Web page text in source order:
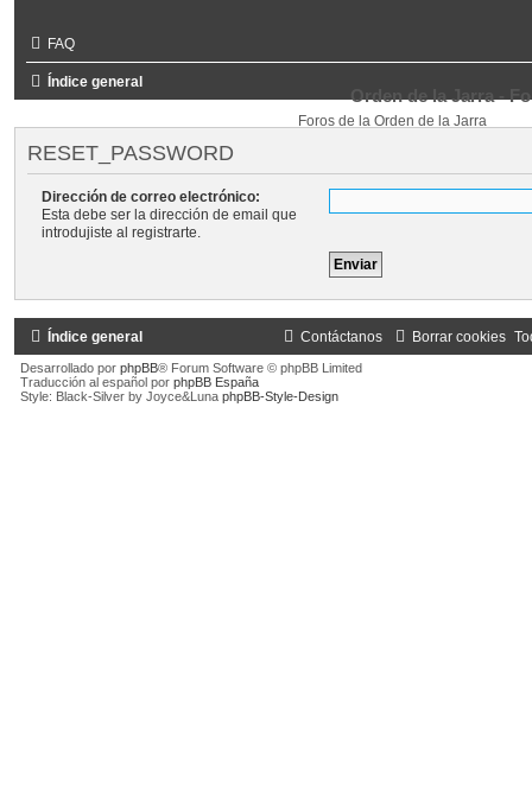
FAQ
Índice general
Orden de la Jarra -
Foros de la Orden de la Jarra
RESET_PASSWORD
Dirección de correo electrónico:
Esta debe ser la dirección de email que
introdujiste al registrarte.
Índice general Borrar cookies
Contáctanos
Desarrollado por phpBB® Forum Software © phpBB Limited
Traducción al español por phpBB España
Style: Black-Silver by Joyce&Luna phpBB-Style-Design